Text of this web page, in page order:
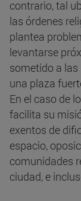
contrario, tal
las órdenes
plantea
levantarse
sometido a las
una plaza
En el caso de
facilita su
exentos de
espacio,
comunidades
ciudad, e